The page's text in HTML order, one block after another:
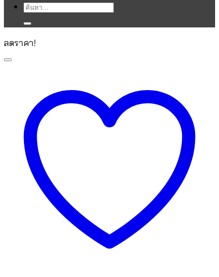
ค้นหา:
ลดราคา!